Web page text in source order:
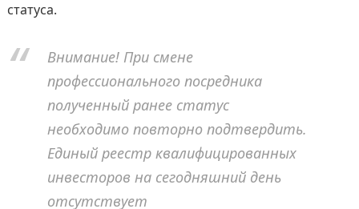
статуса.
Внимание! При смене
профессионального посредника
полученный ранее статус
необходимо повторно подтвердить.
Единый реестр квалифицированных
инвесторов на сегодняшний день
отсутствует